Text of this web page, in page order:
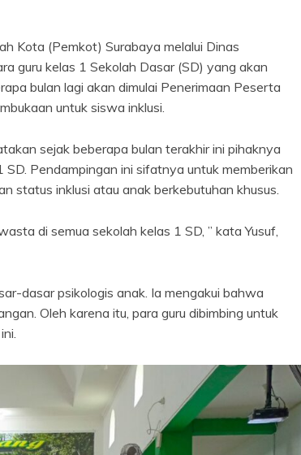
Kota (Pemkot) Surabaya melalui Dinas
guru kelas 1 Sekolah Dasar (SD) yang akan
bulan lagi akan dimulai Penerimaan Peserta
untuk siswa inklusi.
sejak beberapa bulan terakhir ini pihaknya
Pendampingan ini sifatnya untuk memberikan
status inklusi atau anak berkebutuhan khusus.
di semua sekolah kelas 1 SD, ” kata Yusuf,
dasar psikologis anak. Ia mengakui bahwa
Oleh karena itu, para guru dibimbing untuk